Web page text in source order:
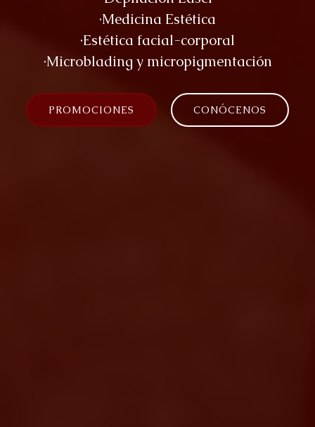
·Medicina Estética
·Estética facial-corporal
·Microblading y micropigmentación
PROMOCIONES CONÓCENOS